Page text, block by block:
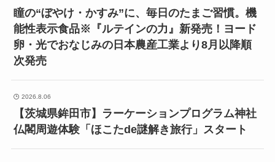
瞳の“ぼやけ・かすみ”に、毎日のたまご習慣。機
能性表示食品※『ルテインの力』新発売！ヨード
卵・光でおなじみの日本農産工業より8月以降順
次発売
2026.8.06
【茨城県鉾田市】ラーケーションプログラム神社
仏閣周遊体験「ほこたde謎解き旅行」スタート